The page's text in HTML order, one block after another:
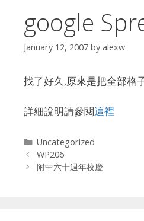
google
January 12, 2007 by alexw
找了好久,原來是把全部格
詳細說明請參閱這裡
Categories
Uncategorized
WP206
附中六十週年校慶